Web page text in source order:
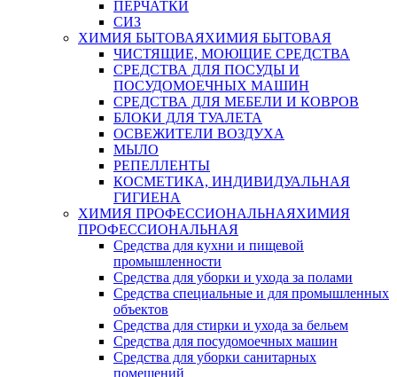
ПЕРЧАТКИ
СИЗ
ХИМИЯ БЫТОВАЯХИМИЯ БЫТОВАЯ
ЧИСТЯЩИЕ, МОЮЩИЕ СРЕДСТВА
СРЕДСТВА ДЛЯ ПОСУДЫ И
ПОСУДОМОЕЧНЫХ МАШИН
СРЕДСТВА ДЛЯ МЕБЕЛИ И КОВРОВ
БЛОКИ ДЛЯ ТУАЛЕТА
ОСВЕЖИТЕЛИ ВОЗДУХА
МЫЛО
РЕПЕЛЛЕНТЫ
КОСМЕТИКА, ИНДИВИДУАЛЬНАЯ
ГИГИЕНА
ХИМИЯ ПРОФЕССИОНАЛЬНАЯХИМИЯ
ПРОФЕССИОНАЛЬНАЯ
Средства для кухни и пищевой
промышленности
Средства для уборки и ухода за полами
Средства специальные и для промышленных
объектов
Средства для стирки и ухода за бельем
Средства для посудомоечных машин
Средства для уборки санитарных
помещений